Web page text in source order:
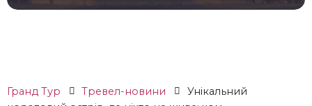
Гранд Тур Тревел-новини
Унікальний